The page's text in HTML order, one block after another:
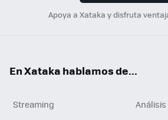
Apoya a Xataka y disfruta
En Xataka hablamos de...
Streaming
Análisis